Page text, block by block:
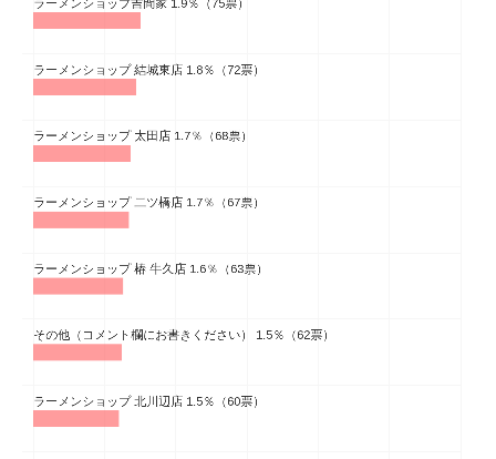
エレクトロニクス専門サイト
エネルギーの専門メディア
建設×テクノロジーの最前線